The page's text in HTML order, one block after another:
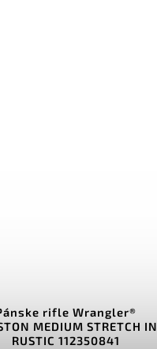
rifle Wrangler®
MEDIUM STRETCH IN
RUSTIC 112350841